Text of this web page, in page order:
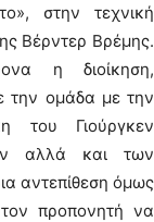
στην τεχνική
Βέρντερ Βρέμης.
η διοίκηση,
την ομάδα με την
του Γιούργκεν
αλλά και των
αντεπίθεση όμως
προπονητή να